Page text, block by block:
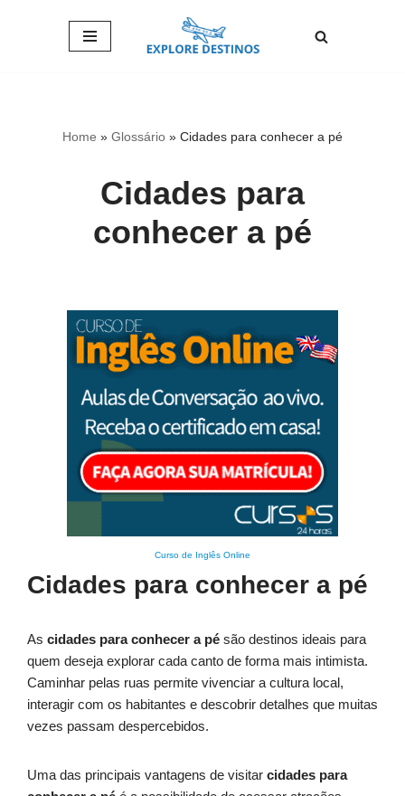
Home » Glossário » Cidades para conhecer a pé
Cidades para
conhecer a pé
Curso de Inglês Online
Cidades para conhecer a pé
As cidades para conhecer a pé são destinos ideais para
quem deseja explorar cada canto de forma mais intimista.
Caminhar pelas ruas permite vivenciar a cultura local,
interagir com os habitantes e descobrir detalhes que muitas
vezes passam despercebidos.
Uma das principais vantagens de visitar cidades para